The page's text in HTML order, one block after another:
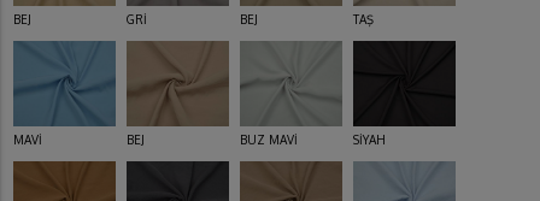
BEJ GRİ BEJ TAŞ
MAVİ BEJ BUZ MAVİ SİYAH